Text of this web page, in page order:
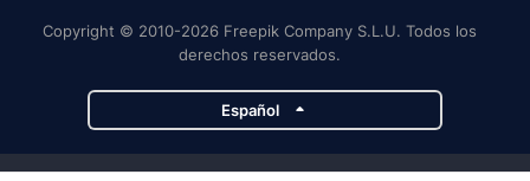
Copyright © 2010-2026 Freepik Company S.L.U. Todos los
derechos reservados.
Español